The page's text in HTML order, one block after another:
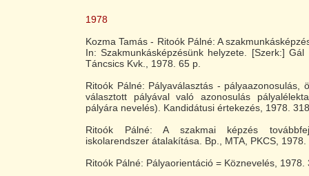
1978
Kozma Tamás - Ritoók Pálné: A
In: Szakmunkásképzésünk helyzete. [Szerk:] Gál
Táncsics Kvk., 1978. 65 p.
Ritoók Pálné: Pályaválasztás - pályaazonosulás,
választott pályával való azonosulás
pályára nevelés). Kandidátusi értekezés, 1978.
Ritoók Pálné: A szakmai képzés
iskolarendszer átalakítása. Bp., MTA, PKCS, 1978.
Ritoók Pálné: Pályaorientáció = Köznevelés, 1978.